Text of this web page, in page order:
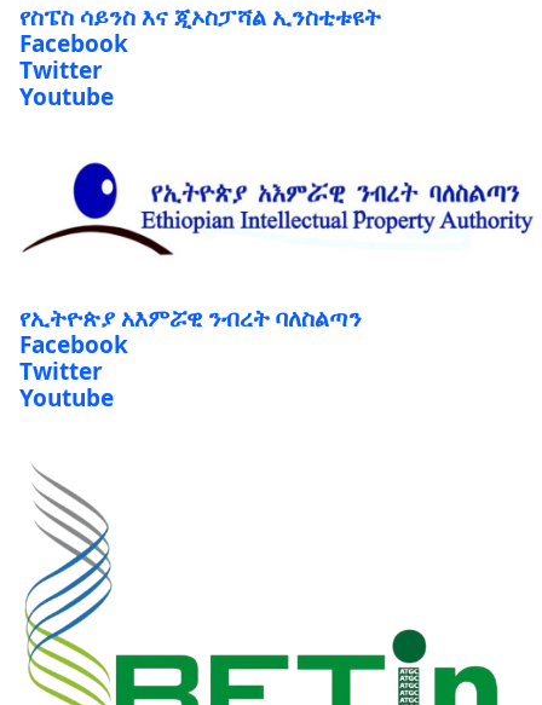
የስፔስ ሳይንስ እና ጂኦስፓሻል ኢንስቲቱዩት
Facebook
Twitter
Youtube
የኢትዮጵያ አእምሯዊ ንብረት ባለስልጣን
Facebook
Twitter
Youtube